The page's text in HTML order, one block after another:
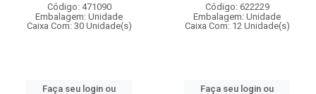
Código: 471090
Embalagem: Unidade
Caixa Com: 30 Unidade(s)
Faça seu login ou
Código: 622229
Embalagem: Unidade
Caixa Com: 12 Unidade(s)
Faça seu login ou